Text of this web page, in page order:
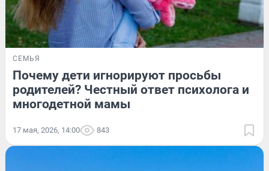
СЕМЬЯ
Почему дети игнорируют просьбы
родителей? Честный ответ психолога и
многодетной мамы
17 мая, 2026, 14:00 843